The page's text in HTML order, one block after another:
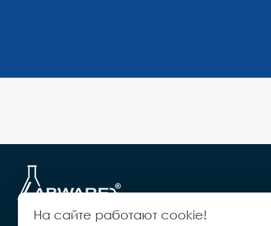
На сайте работают cookie!